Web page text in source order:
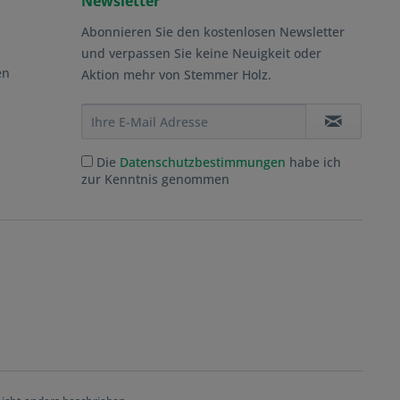
Abonnieren Sie den kostenlosen Newsletter
und verpassen Sie keine Neuigkeit oder
Aktion mehr von Stemmer Holz.
Die Datenschutzbestimmungen habe ich
zur Kenntnis genommen